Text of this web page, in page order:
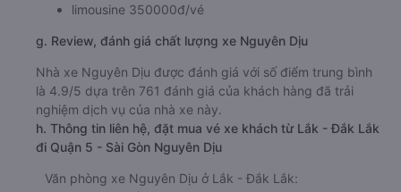
limousine 350000đ/vé
g. Review, đánh giá chất lượng xe Nguyên Dịu
Nhà xe Nguyên Dịu được đánh giá với số điểm trung bình
là 4.9/5 dựa trên 761 đánh giá của khách hàng đã trải
nghiệm dịch vụ của nhà xe này.
h. Thông tin liên hệ, đặt mua vé xe khách từ Lắk - Đắk Lắk
đi Quận 5 - Sài Gòn Nguyên Dịu
Văn phòng xe Nguyên Dịu ở Lắk - Đắk Lắk: